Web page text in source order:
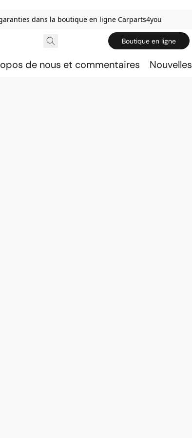
dans la boutique en ligne Carparts4you
Boutique en ligne
de nous et commentaires Nouvelles